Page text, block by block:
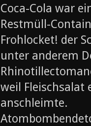
Coca-Cola war
Restmüll-
Frohlocket! der
unter anderem
weil Fleischsalat
anschleimte.